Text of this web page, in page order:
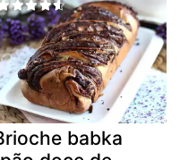
babka